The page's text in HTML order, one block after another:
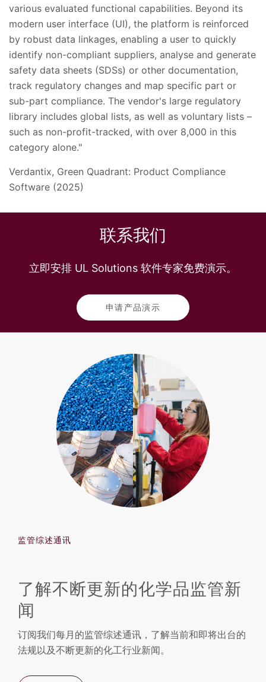
various evaluated functional capabilities. Beyond its
modern user interface (UI), the platform is reinforced
by robust data linkages, enabling a user to quickly
identify non-compliant suppliers, analyse and generate
safety data sheets (SDSs) or other documentation,
track regulatory changes and map specific part or
sub-part compliance. The vendor's large regulatory
library includes global lists, as well as voluntary lists –
such as non-profit-tracked, with over 8,000 in this
category alone."
Verdantix, Green Quadrant: Product Compliance
Software (2025)
联系我们
立即安排 UL Solutions 软件专家免费演示。
申请产品演示
监管综述通讯
了解不断更新的化学品监管新
闻
订阅我们每月的监管综述通讯，了解当前和即将出台的
法规以及不断更新的化工行业新闻。